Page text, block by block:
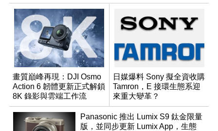
畫質巔峰再現：DJI Osmo
Action 6 韌體更新正式解鎖
8K 錄影與雲端工作流
日媒爆料 Sony 擬全資收購
Tamron，E 接環生態系迎
來重大變革？
Panasonic 推出 Lumix S9 鈦金限量
版，並同步更新 Lumix App，生態